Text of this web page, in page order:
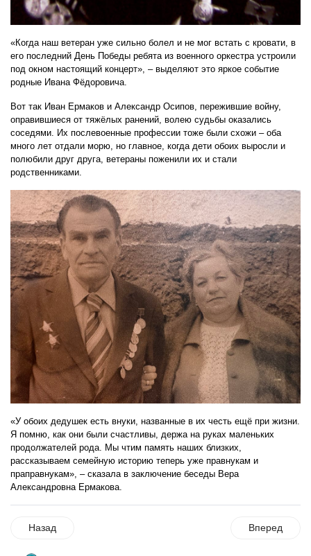
«Когда наш ветеран уже сильно болел и не мог встать с кровати, в
его последний День Победы ребята из военного оркестра устроили
под окном настоящий концерт», – выделяют это яркое событие
родные Ивана Фёдоровича.
Вот так Иван Ермаков и Александр Осипов, пережившие войну,
оправившиеся от тяжёлых ранений, волею судьбы оказались
соседями. Их послевоенные профессии тоже были схожи – оба
много лет отдали морю, но главное, когда дети обоих выросли и
полюбили друг друга, ветераны поженили их и стали
родственниками.
«У обоих дедушек есть внуки, названные в их честь ещё при жизни.
Я помню, как они были счастливы, держа на руках маленьких
продолжателей рода. Мы чтим память наших близких,
рассказываем семейную историю теперь уже правнукам и
праправнукам», – сказала в заключение беседы Вера
Александровна Ермакова.
Назад Вперед